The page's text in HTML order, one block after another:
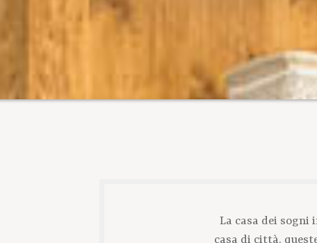
La casa dei sogni
casa di città,